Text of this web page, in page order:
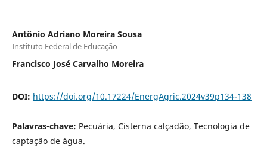
Antônio Adriano Moreira Sousa
Instituto Federal de Educação
Francisco José Carvalho Moreira
DOI: https://doi.org/10.17224/EnergAgric.2024v39p134-138
Palavras-chave: Pecuária, Cisterna calçadão, Tecnologia de
captação de água.